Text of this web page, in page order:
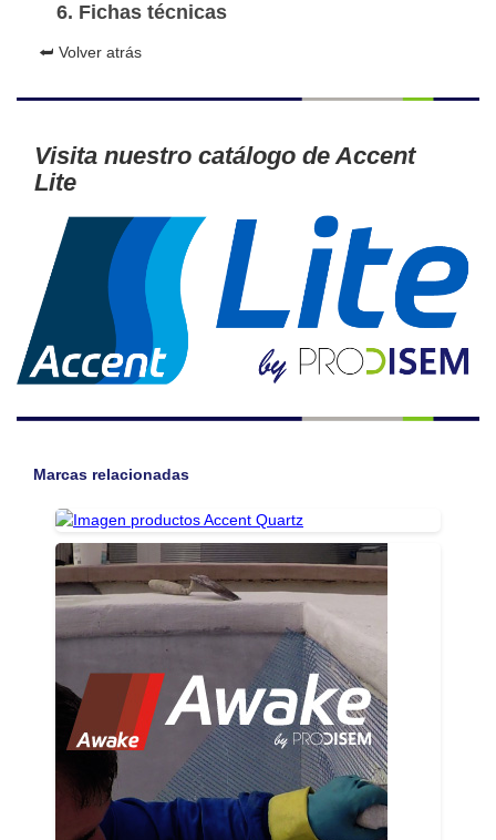
Fichas técnicas
⮨ Volver atrás
Visita nuestro catálogo de Accent
Lite
Marcas relacionadas